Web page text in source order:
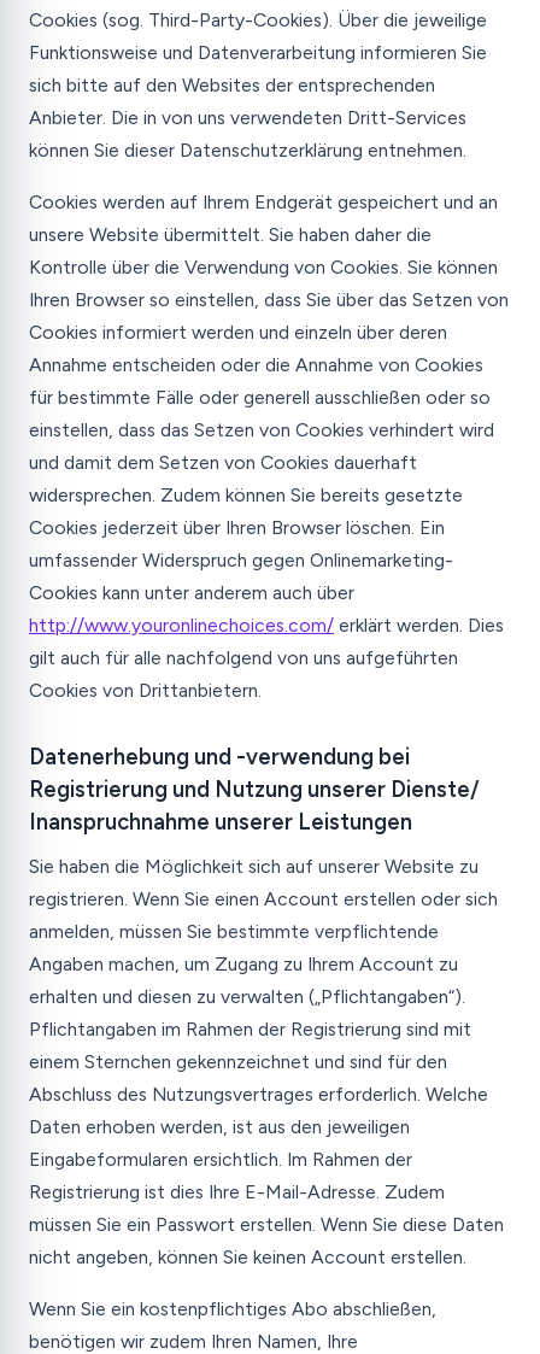
Cookies (sog. Third-Party-Cookies). Über die jeweilige
Funktionsweise und Datenverarbeitung informieren Sie
sich bitte auf den Websites der entsprechenden
Anbieter. Die in von uns verwendeten Dritt-Services
können Sie dieser Datenschutzerklärung entnehmen.
Cookies werden auf Ihrem Endgerät gespeichert und an
unsere Website übermittelt. Sie haben daher die
Kontrolle über die Verwendung von Cookies. Sie können
Ihren Browser so einstellen, dass Sie über das Setzen von
Cookies informiert werden und einzeln über deren
Annahme entscheiden oder die Annahme von Cookies
für bestimmte Fälle oder generell ausschließen oder so
einstellen, dass das Setzen von Cookies verhindert wird
und damit dem Setzen von Cookies dauerhaft
widersprechen. Zudem können Sie bereits gesetzte
Cookies jederzeit über Ihren Browser löschen. Ein
umfassender Widerspruch gegen Onlinemarketing-
Cookies kann unter anderem auch über
http://www.youronlinechoices.com/ erklärt werden. Dies
gilt auch für alle nachfolgend von uns aufgeführten
Cookies von Drittanbietern.
Datenerhebung und -verwendung bei
Registrierung und Nutzung unserer Dienste/
Inanspruchnahme unserer Leistungen
Sie haben die Möglichkeit sich auf unserer Website zu
registrieren. Wenn Sie einen Account erstellen oder sich
anmelden, müssen Sie bestimmte verpflichtende
Angaben machen, um Zugang zu Ihrem Account zu
erhalten und diesen zu verwalten („Pflichtangaben“).
Pflichtangaben im Rahmen der Registrierung sind mit
einem Sternchen gekennzeichnet und sind für den
Abschluss des Nutzungsvertrages erforderlich. Welche
Daten erhoben werden, ist aus den jeweiligen
Eingabeformularen ersichtlich. Im Rahmen der
Registrierung ist dies Ihre E-Mail-Adresse. Zudem
müssen Sie ein Passwort erstellen. Wenn Sie diese Daten
nicht angeben, können Sie keinen Account erstellen.
Wenn Sie ein kostenpflichtiges Abo abschließen,
benötigen wir zudem Ihren Namen, Ihre